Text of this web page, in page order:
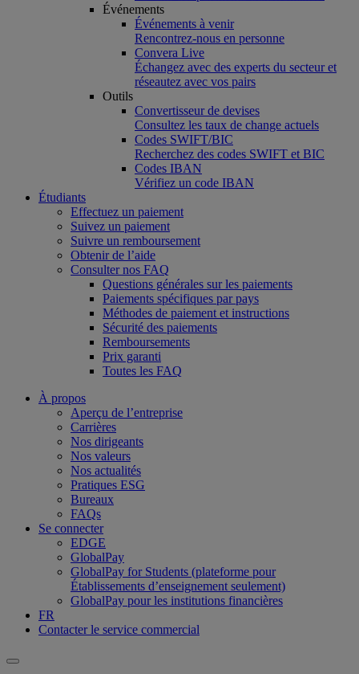
Événements
Événements à venir
Rencontrez-nous en personne
Convera Live
Échangez avec des experts du secteur et
réseautez avec vos pairs
Outils
Convertisseur de devises
Consultez les taux de change actuels
Codes SWIFT/BIC
Recherchez des codes SWIFT et BIC
Codes IBAN
Vérifiez un code IBAN
Étudiants
Effectuez un paiement
Suivez un paiement
Suivre un remboursement
Obtenir de l’aide
Consulter nos FAQ
Questions générales sur les paiements
Paiements spécifiques par pays
Méthodes de paiement et instructions
Sécurité des paiements
Remboursements
Prix garanti
Toutes les FAQ
À propos
Aperçu de l’entreprise
Carrières
Nos dirigeants
Nos valeurs
Nos actualités
Pratiques ESG
Bureaux
FAQs
Se connecter
EDGE
GlobalPay
GlobalPay for Students (plateforme pour
Établissements d’enseignement seulement)
GlobalPay pour les institutions financières
FR
Contacter le service commercial